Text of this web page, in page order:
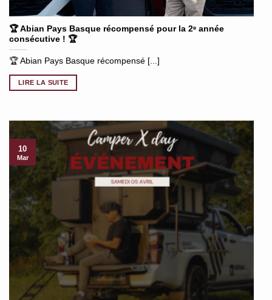
🏆 Abian Pays Basque récompensé pour la 2ᵉ année
consécutive ! 🏆
🏆 Abian Pays Basque récompensé [...]
LIRE LA SUITE
10
Mar